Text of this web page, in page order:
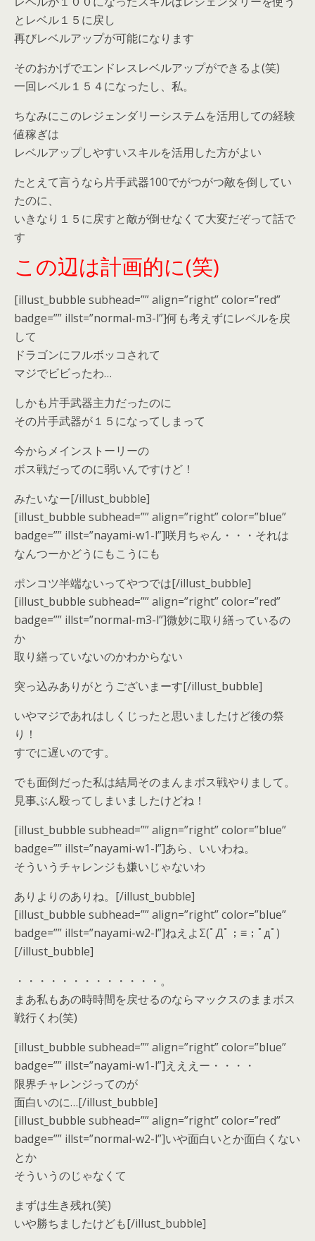
とレベル１５に戻し
再びレベルアップが可能になります
そのおかげでエンドレスレベルアップができるよ(笑)
一回レベル１５４になったし、私。
ちなみにこのレジェンダリーシステムを活用しての経験
値稼ぎは
レベルアップしやすいスキルを活用した方がよい
たとえて言うなら片手武器100でがつがつ敵を倒してい
たのに、
いきなり１５に戻すと敵が倒せなくて大変だぞって話で
す
この辺は計画的に(笑)
[illust_bubble subhead=”” align=”right” color=”red”
badge=”” illst=”normal-m3-l”]何も考えずにレベルを戻
して
ドラゴンにフルボッコされて
マジでビビったわ…
しかも片手武器主力だったのに
その片手武器が１５になってしまって
今からメインストーリーの
ボス戦だってのに弱いんですけど！
みたいなー[/illust_bubble]
[illust_bubble subhead=”” align=”right” color=”blue”
badge=”” illst=”nayami-w1-l”]咲月ちゃん・・・それは
なんつーかどうにもこうにも
ポンコツ半端ないってやつでは[/illust_bubble]
[illust_bubble subhead=”” align=”right” color=”red”
badge=”” illst=”normal-m3-l”]微妙に取り繕っているの
か
取り繕っていないのかわからない
突っ込みありがとうございまーす[/illust_bubble]
いやマジであれはしくじったと思いましたけど後の祭
り！
すでに遅いのです。
でも面倒だった私は結局そのまんまボス戦やりまして。
見事ぶん殴ってしまいましたけどね！
[illust_bubble subhead=”” align=”right” color=”blue”
badge=”” illst=”nayami-w1-l”]あら、いいわね。
そういうチャレンジも嫌いじゃないわ
ありよりのありね。[/illust_bubble]
[illust_bubble subhead=”” align=”right” color=”blue”
badge=”” illst=”nayami-w2-l”]ねえよΣ(ﾟДﾟ；≡；ﾟдﾟ)
[/illust_bubble]
・・・・・・・・・・・・・。
まあ私もあの時時間を戻せるのならマックスのままボス
戦行くわ(笑)
[illust_bubble subhead=”” align=”right” color=”blue”
badge=”” illst=”nayami-w1-l”]えええー・・・・
限界チャレンジってのが
面白いのに…[/illust_bubble]
[illust_bubble subhead=”” align=”right” color=”red”
badge=”” illst=”normal-w2-l”]いや面白いとか面白くない
とか
そういうのじゃなくて
まずは生き残れ(笑)
いや勝ちましたけども[/illust_bubble]